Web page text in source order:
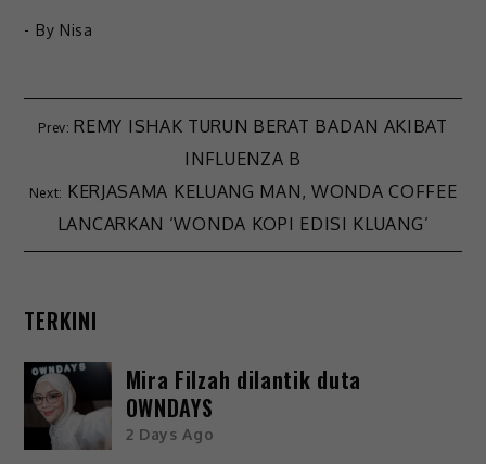
- By Nisa
REMY ISHAK TURUN BERAT BADAN AKIBAT
INFLUENZA B
KERJASAMA KELUANG MAN, WONDA COFFEE
LANCARKAN ‘WONDA KOPI EDISI KLUANG’
TERKINI
Mira Filzah dilantik duta
OWNDAYS
2 Days Ago